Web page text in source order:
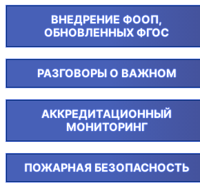
ВНЕДРЕНИЕ ФООП,
ОБНОВЛЕННЫХ ФГОС
РАЗГОВОРЫ О ВАЖНОМ
АККРЕДИТАЦИОННЫЙ
МОНИТОРИНГ
ПОЖАРНАЯ БЕЗОПАСНОСТЬ